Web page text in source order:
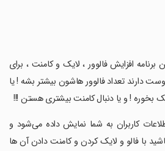
برنامه افزایش فالوور ، لایک و کامنت ، برای
دارند تعداد فالوور‌ هاشون بیشتر بشه ! یا
بخوره ! و یا دنبال کامنت بیشتری هستن !!!
کاربران به شما نمایش داده می‌شود و
با فالو و لایک کردن و کامنت دادن آن ها